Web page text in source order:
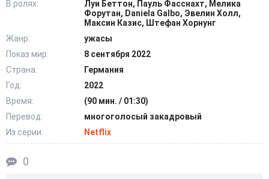
женщину отчаянно спасать собственную семью. На тот
момент главная героиня состояла в разводе, но смогла
проявить мужество, стараясь всем помочь в трудной
ситуации. Бывший муж поддерживал жену и ребят.
Бракосочетание в триллере «Старики» обернулось
трагичным концом не для всех героев. Они не хотели
пережить подобное и не были готовы к смертельной
опасности в ходе страшных событий. @Filmix.fan
В ролях:
Луи Беттон, Пауль Фасснахт, Мелика
Форутан, Daniela Galbo, Эвелин Холл,
Максин Казис, Штефан Хорнунг
Жанр:
ужасы
Показ мир:
8 сентября 2022
Страна:
Германия
Год:
2022
Время:
(90 мин. / 01:30)
Перевод:
многоголосый закадровый
Из серии:
Netflix
0